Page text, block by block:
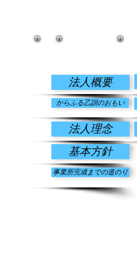
法人概要
からふる乙訓のおもい
法人理念
基本方針
事業所完成までの道のり